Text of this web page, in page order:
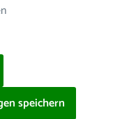
speichern